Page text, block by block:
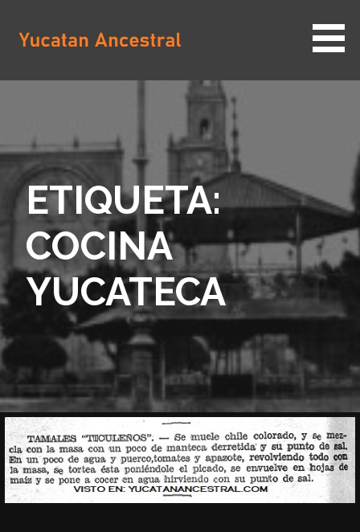
contenido
YUCATAN ANCESTRAL
ETIQUETA:
COCINA
YUCATECA